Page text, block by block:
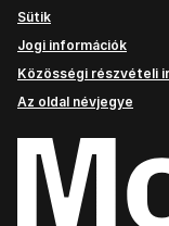
Sütik
Jogi információk
Közösségi részvételi
Az oldal névjegye